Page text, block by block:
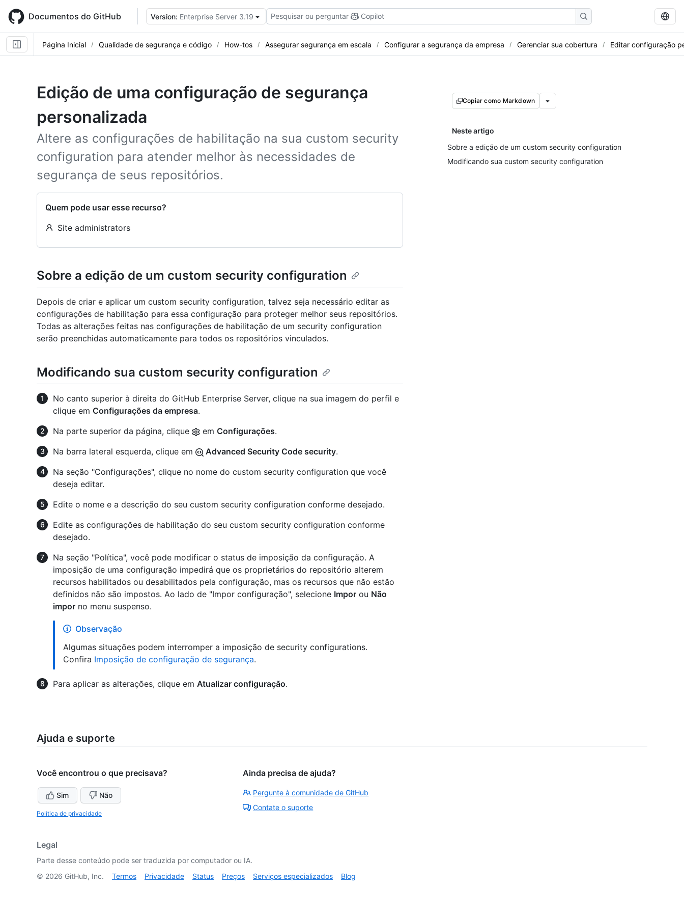
main
content
Documentos do GitHub Version: Enterprise Server 3.19 Pesquisar ou perguntar Copilot
Página Inicial Qualidade de segurança e código How-tos Assegurar segurança em escala Configurar a segurança da empresa Gerenciar sua cobertura Editar configuração
Edição de uma configuração de segurança
personalizada
Altere as configurações de habilitação na sua custom security
configuration para atender melhor às necessidades de
segurança de seus repositórios.
Quem pode usar esse recurso?
Site administrators
Copiar como Markdown
Neste artigo
Sobre a edição de um custom security configuration
Modificando sua custom security configuration
Sobre a edição de um custom security configuration
Depois de criar e aplicar um custom security configuration, talvez seja necessário editar as
configurações de habilitação para essa configuração para proteger melhor seus repositórios.
Todas as alterações feitas nas configurações de habilitação de um security configuration
serão preenchidas automaticamente para todos os repositórios vinculados.
Modificando sua custom security configuration
No canto superior à direita do GitHub Enterprise Server, clique na sua imagem do perfil e
clique em Configurações da empresa.
Na parte superior da página, clique
em Configurações.
Na barra lateral esquerda, clique em
Advanced Security Code security.
Na seção "Configurações", clique no nome do custom security configuration que você
deseja editar.
Edite o nome e a descrição do seu custom security configuration conforme desejado.
Edite as configurações de habilitação do seu custom security configuration conforme
desejado.
Na seção "Política", você pode modificar o status de imposição da configuração. A
imposição de uma configuração impedirá que os proprietários do repositório alterem
recursos habilitados ou desabilitados pela configuração, mas os recursos que não estão
definidos não são impostos. Ao lado de "Impor configuração", selecione Impor ou Não
impor no menu suspenso.
Observação
Algumas situações podem interromper a imposição de security configurations.
Confira Imposição de configuração de segurança.
Para aplicar as alterações, clique em Atualizar configuração.
Ajuda e suporte
Você encontrou o que precisava?
Sim Não
Política de privacidade
Ainda precisa de ajuda?
Pergunte à comunidade de GitHub
Contate o suporte
Legal
Parte desse conteúdo pode ser traduzida por computador ou IA.
© 2026 GitHub, Inc. Termos Privacidade Status Preços Serviços especializados Blog